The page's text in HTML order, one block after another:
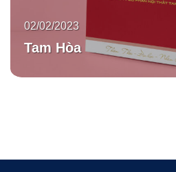
Tam Hòa
02/02/2023